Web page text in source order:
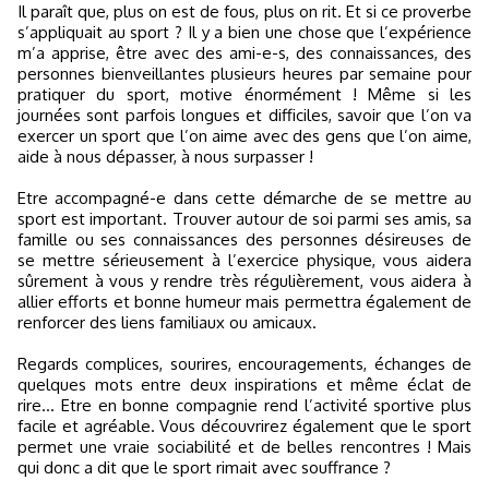
Il paraît que, plus on est de fous, plus on rit. Et si ce proverbe
s’appliquait au sport ? Il y a bien une chose que l’expérience
m’a apprise, être avec des ami-e-s, des connaissances, des
personnes bienveillantes plusieurs heures par semaine pour
pratiquer du sport, motive énormément ! Même si les
journées sont parfois longues et difficiles, savoir que l’on va
exercer un sport que l’on aime avec des gens que l’on aime,
aide à nous dépasser, à nous surpasser !
Etre accompagné-e dans cette démarche de se mettre au
sport est important. Trouver autour de soi parmi ses amis, sa
famille ou ses connaissances des personnes désireuses de
se mettre sérieusement à l’exercice physique, vous aidera
sûrement à vous y rendre très régulièrement, vous aidera à
allier efforts et bonne humeur mais permettra également de
renforcer des liens familiaux ou amicaux.
Regards complices, sourires, encouragements, échanges de
quelques mots entre deux inspirations et même éclat de
rire… Etre en bonne compagnie rend l’activité sportive plus
facile et agréable. Vous découvrirez également que le sport
permet une vraie sociabilité et de belles rencontres ! Mais
qui donc a dit que le sport rimait avec souffrance ?